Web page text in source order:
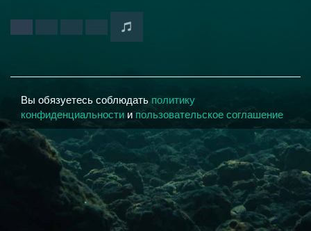
Вы обязуетесь соблюдать политику
конфиденциальности и пользовательское соглашение